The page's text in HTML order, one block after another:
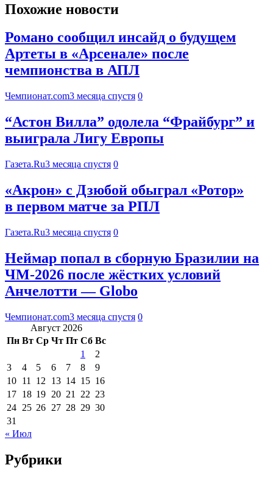
Похожие новости
Романо сообщил инсайд о будущем
Артеты в «Арсенале» после
чемпионства в АПЛ
Чемпионат.com3 месяца спустя 0
“Астон Вилла” одолела “Фрайбург” и
выиграла Лигу Европы
Газета.Ru3 месяца спустя 0
«Акрон» с Дзюбой обыграл «Ротор»
в первом матче за РПЛ
Газета.Ru3 месяца спустя 0
Неймар попал в сборную Бразилии на
ЧМ‑2026 после жёстких условий
Анчелотти — Globo
Чемпионат.com3 месяца спустя 0
Август 2026
Пн Вт Ср Чт Пт Сб Вс
1
2
3
4 5 6 7 8
9
10 11 12 13 14 15 16
17 18 19 20 21 22 23
24 25 26 27 28 29 30
31
« Июл
Рубрики